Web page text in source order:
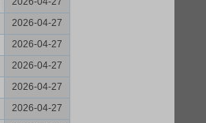
2026-04-27
2026-04-27
2026-04-27
2026-04-27
2026-04-27